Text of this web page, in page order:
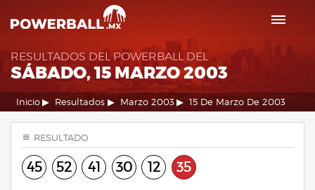
RESULTADOS DEL POWERBALL DEL
SÁBADO, 15 MARZO 2003
Inicio Resultados Marzo 2003 15 De Marzo De 2003
RESULTADO
45 52 41 30 12 35